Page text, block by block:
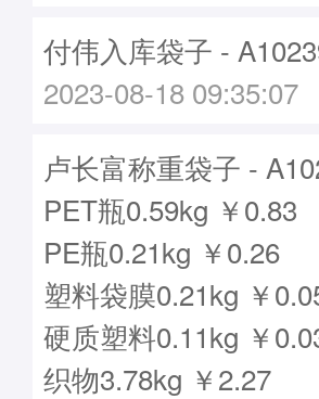
付伟入库袋子 -
2023-08-18 09:35:07
卢长富称重袋子 -
PET瓶0.59kg ￥0.83
PE瓶0.21kg ￥0.26
塑料袋膜0.21kg ￥
硬质塑料0.11kg ￥
织物3.78kg ￥2.27